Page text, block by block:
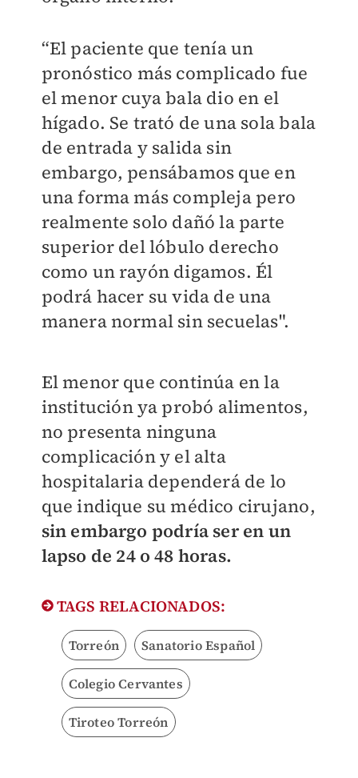
“El paciente que tenía un
pronóstico más complicado fue
el menor cuya bala dio en el
hígado. Se trató de una sola bala
de entrada y salida sin
embargo, pensábamos que en
una forma más compleja pero
realmente solo dañó la parte
superior del lóbulo derecho
como un rayón digamos. Él
podrá hacer su vida de una
manera normal sin secuelas".
El menor que continúa en la
institución ya probó alimentos,
no presenta ninguna
complicación y el alta
hospitalaria dependerá de lo
que indique su médico cirujano,
sin embargo podría ser en un
lapso de 24 o 48 horas.
TAGS RELACIONADOS:
Torreón Sanatorio Español
Colegio Cervantes
Tiroteo Torreón